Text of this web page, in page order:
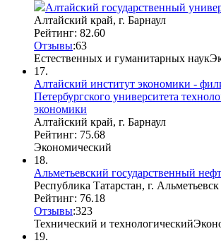
Алтайский государственный
Алтайский край, г. Барнаул
Рейтинг: 82.60
Отзывы:63
Естественных и гуманитарных наук
17.
Алтайский институт экономики -
Петербургского университета
экономики
Алтайский край, г. Барнаул
Рейтинг: 75.68
Экономический
18.
Альметьевский государственный
Республика Татарстан, г. Альметьевск
Рейтинг: 76.18
Отзывы:323
Технический и технологический
19.